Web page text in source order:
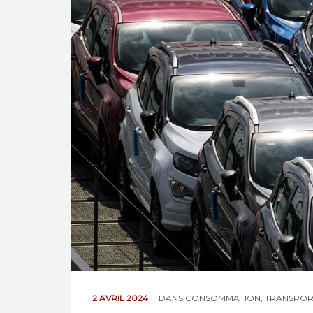
2 AVRIL 2024 DANS CONSOMMATION,